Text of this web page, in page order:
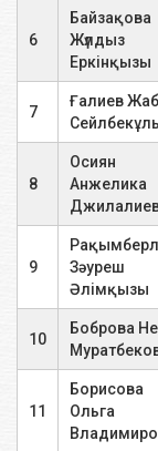
Аяқ
саусақтарының
Р -
проекциядағы
Р - 1-ші
табанның Р-
Табанның бүйірлік
Р графиясы
Бүйірлік
-графиясы
6
Байзақова
Жүлдыз
Еркінқызы
7
Ғалиев
8
Осиян
Анжелика
9
Зәуреш
Әлімқызы
10
Боброва
11
Борисова
Ольга